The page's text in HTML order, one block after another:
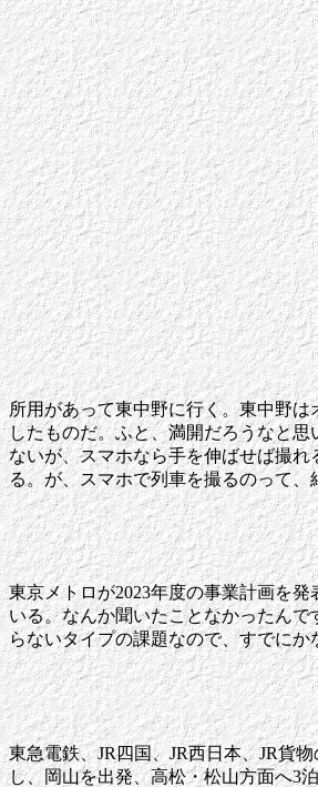
所用があって東中野に行く。東中野
したものだ。ふと、満開だろうなと
ないが、スマホなら手を伸ばせば撮
る。が、スマホで列車を撮るのって
東京メトロが2023年度の事業計画を
いる。なんか聞いたことなかったん
らないタイプの課題なので、すでに
東急電鉄、JR四国、JR西日本、JR貨
し、岡山を出発、高松・松山方面へ3